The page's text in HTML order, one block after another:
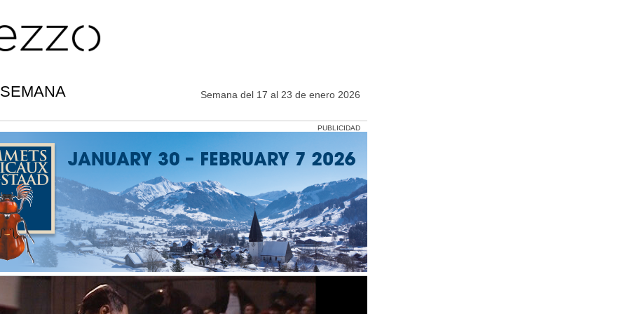
Semana del 17 al 23 de enero 2026
PUBLICIDAD